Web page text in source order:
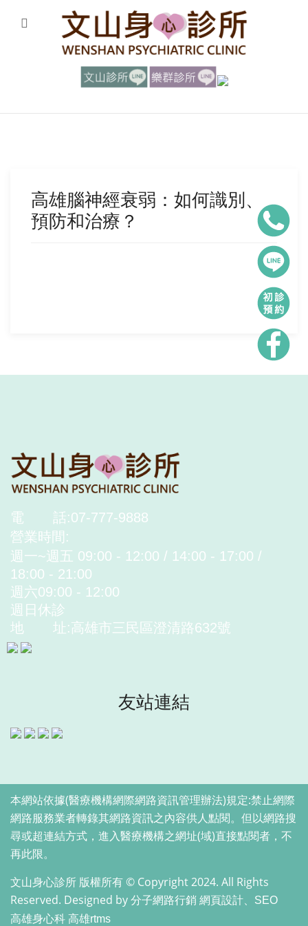
高雄腦神經衰弱：如何識別、
預防和治療？
電 話:07-777-9888
營業時間:
週一~週五 09:00 - 12:00 / 14:00 - 17:00 /
18:00 - 21:00
週六09:00 - 12:00
週日休診
地 址:高雄市三民區澄清路632號
友站連結
本網站依據(醫療機構網際網路資訊管理辦法)規定:禁止網際
網路服務業者轉錄其網路資訊之內容供人點閱。但以網路搜
尋或超連結方式，進入醫療機構之網址(域)直接點閱者，不
再此限。
文山身心診所 版權所有 © Copyright 2024. All Rights
Reserved. Designed by 分子網路行銷 網頁設計、SEO
高雄身心科 高雄rtms